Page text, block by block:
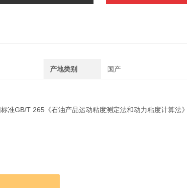
产地类别 国产
GB/T 265《石油产品运动粘度测定法和动力粘度计算法